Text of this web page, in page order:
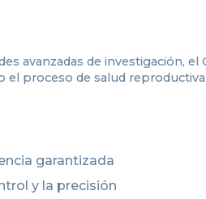
avanzadas de investigación,
el proceso de salud
garantizada
y la precisión